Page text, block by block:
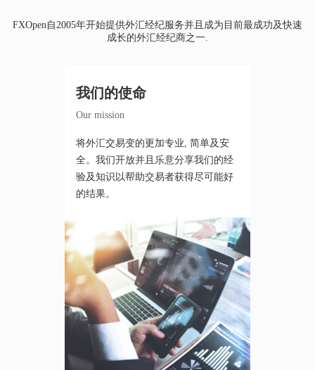
FXOpen自2005年开始提供外汇经纪服务并且成为目前最成功及快速
成长的外汇经纪商之一.
我们的使命
Our mission
将外汇交易变的更加专业, 简单及安
全。我们开放并且乐意分享我们的经
验及知识以帮助交易者获得尽可能好
的结果。